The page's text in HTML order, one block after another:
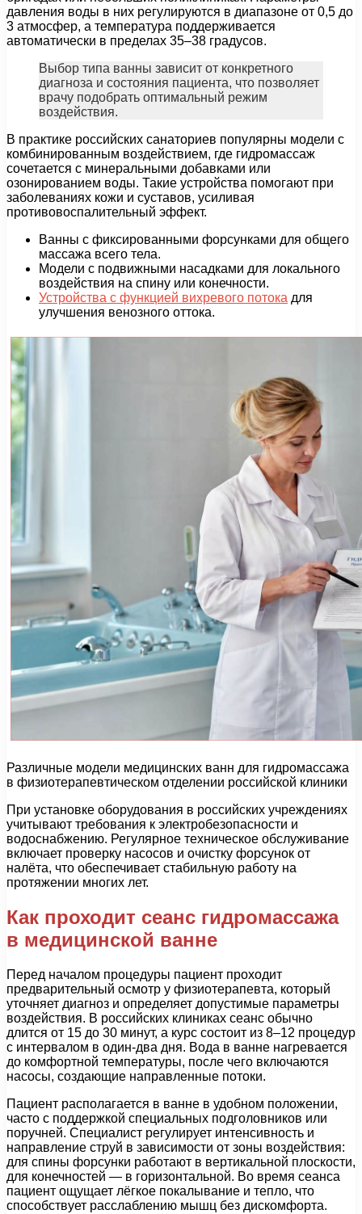
давления воды в них регулируются в диапазоне от 0,5 до
3 атмосфер, а температура поддерживается
автоматически в пределах 35–38 градусов.
Выбор типа ванны зависит от конкретного
диагноза и состояния пациента, что позволяет
врачу подобрать оптимальный режим
воздействия.
В практике российских санаториев популярны модели с
комбинированным воздействием, где гидромассаж
сочетается с минеральными добавками или
озонированием воды. Такие устройства помогают при
заболеваниях кожи и суставов, усиливая
противовоспалительный эффект.
Ванны с фиксированными форсунками для общего
массажа всего тела.
Модели с подвижными насадками для локального
воздействия на спину или конечности.
Устройства с функцией вихревого потока для
улучшения венозного оттока.
Различные модели медицинских ванн для гидромассажа
в физиотерапевтическом отделении российской клиники
При установке оборудования в российских учреждениях
учитывают требования к электробезопасности и
водоснабжению. Регулярное техническое обслуживание
включает проверку насосов и очистку форсунок от
налёта, что обеспечивает стабильную работу на
протяжении многих лет.
Как проходит сеанс гидромассажа
в медицинской ванне
Перед началом процедуры пациент проходит
предварительный осмотр у физиотерапевта, который
уточняет диагноз и определяет допустимые параметры
воздействия. В российских клиниках сеанс обычно
длится от 15 до 30 минут, а курс состоит из 8–12 процедур
с интервалом в один-два дня. Вода в ванне нагревается
до комфортной температуры, после чего включаются
насосы, создающие направленные потоки.
Пациент располагается в ванне в удобном положении,
часто с поддержкой специальных подголовников или
поручней. Специалист регулирует интенсивность и
направление струй в зависимости от зоны воздействия:
для спины форсунки работают в вертикальной плоскости,
для конечностей — в горизонтальной. Во время сеанса
пациент ощущает лёгкое покалывание и тепло, что
способствует расслаблению мышц без дискомфорта.